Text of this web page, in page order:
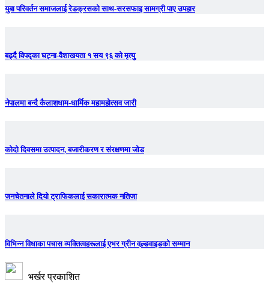
युबा परिवर्तन समाजलाई रेडक्रसको साथ-सरसफाइ सामग्री पाए उपहार
बढ्दै विपद्का घट्ना-वैशाखयता १ सय ९६ को मृत्यु
नेपालमा बन्दै कैलाशधाम-धार्मिक महामहोत्सव जारी
कोदो दिवसमा उत्पादन, बजारीकरण र संरक्षणमा जोड
जनचेतनाले दियो ट्राफिकलाई सकारात्मक नतिजा
विभिन्न विधाका पचास व्यक्तित्वहरूलाई एभर ग्रीन वल्र्डवाइडको सम्मान
भर्खर प्रकाशित